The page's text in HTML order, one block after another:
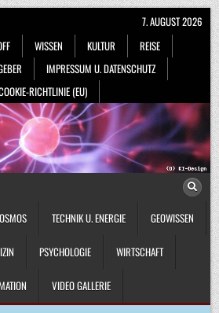
WISSEN KULTUR
REISE
IMPRESSUM U. DATENSCHUTZ
RICHTLINIE (EU)
7. AUGUST 2026
TECHNIK U. ENERGIE GEOWISSEN
PSYCHOLOGIE WIRTSCHAFT
VIDEO GALLERIE